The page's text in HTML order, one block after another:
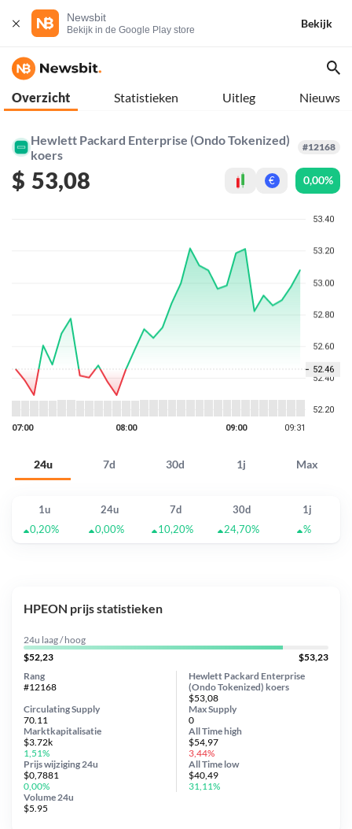
Newsbit
Bekijk in de Google Play store
Bekijk
Overzicht Statistieken Uitleg Nieuws
Hewlett Packard Enterprise (Ondo Tokenized)
koers
#12168
$ 53,08 € 0,00%
24u 7d 30d 1j Max
1u 24u 7d 30d
1j
0,20%
0,00% 10,20% 24,70% %
HPEON prijs statistieken
24u laag / hoog
$52,23
$53,23
Hewlett Packard Enterprise
(Ondo Tokenized) koers
$53,08
Circulating Supply
70.11
Prijs wijziging 24u
$0,7881
0,00%
Max Supply
0
Marktkapitalisatie
$3.72k
1,51%
Volume 24u
$5.95
Rang
#12168
All Timehigh
$54,97
3,44%
All Time low
$40,49
31,11%